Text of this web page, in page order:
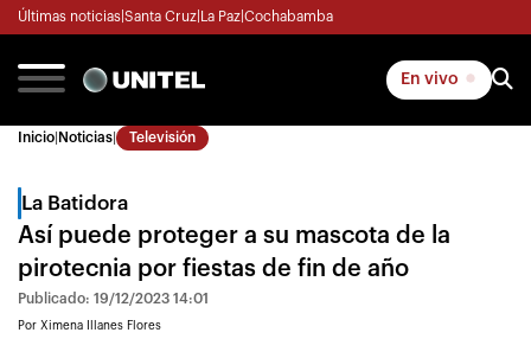
Últimas noticias Santa Cruz La Paz Cochabamba
En vivo
Inicio Noticias Televisión
La Batidora
Así puede proteger a su mascota de la
pirotecnia por fiestas de fin de año
Publicado: 19/12/2023 14:01
Por Ximena Illanes Flores